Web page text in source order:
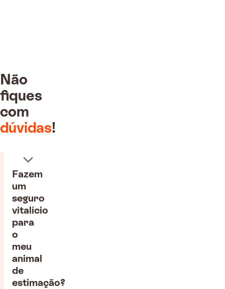
recebido!
Não
fiques
com
dúvidas!
Fazem
um
seguro
vitalício
para
o
meu
animal
de
estimação?